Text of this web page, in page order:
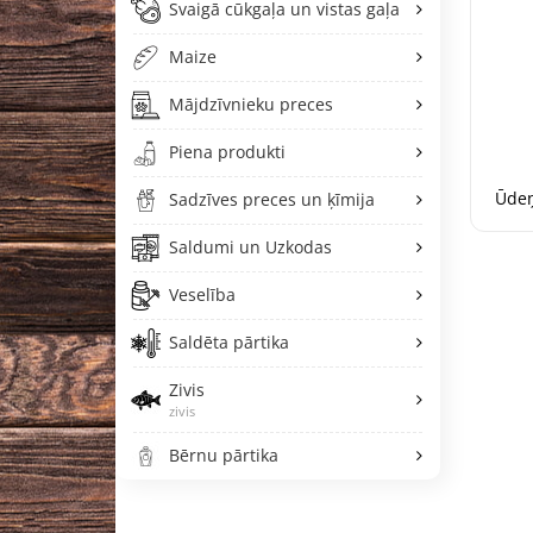
Svaigā cūkgaļa un vistas gaļa
Maize
Mājdzīvnieku preces
Piena produkti
Sadzīves preces un ķīmija
Saldumi un Uzkodas
Veselība
Saldēta pārtika
Zivis
zivis
Bērnu pārtika